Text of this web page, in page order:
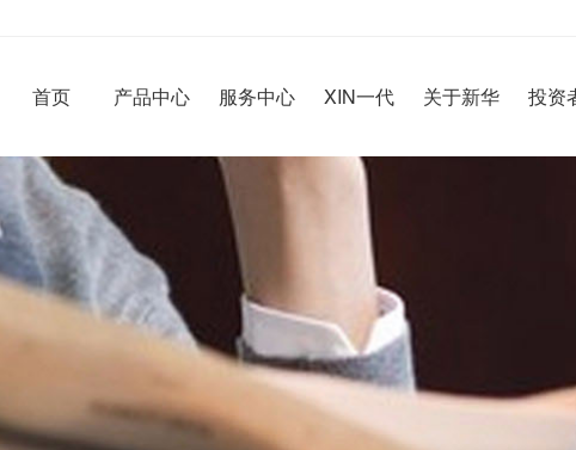
首页 产品中心 服务中心 XIN一代 关于新华 投资